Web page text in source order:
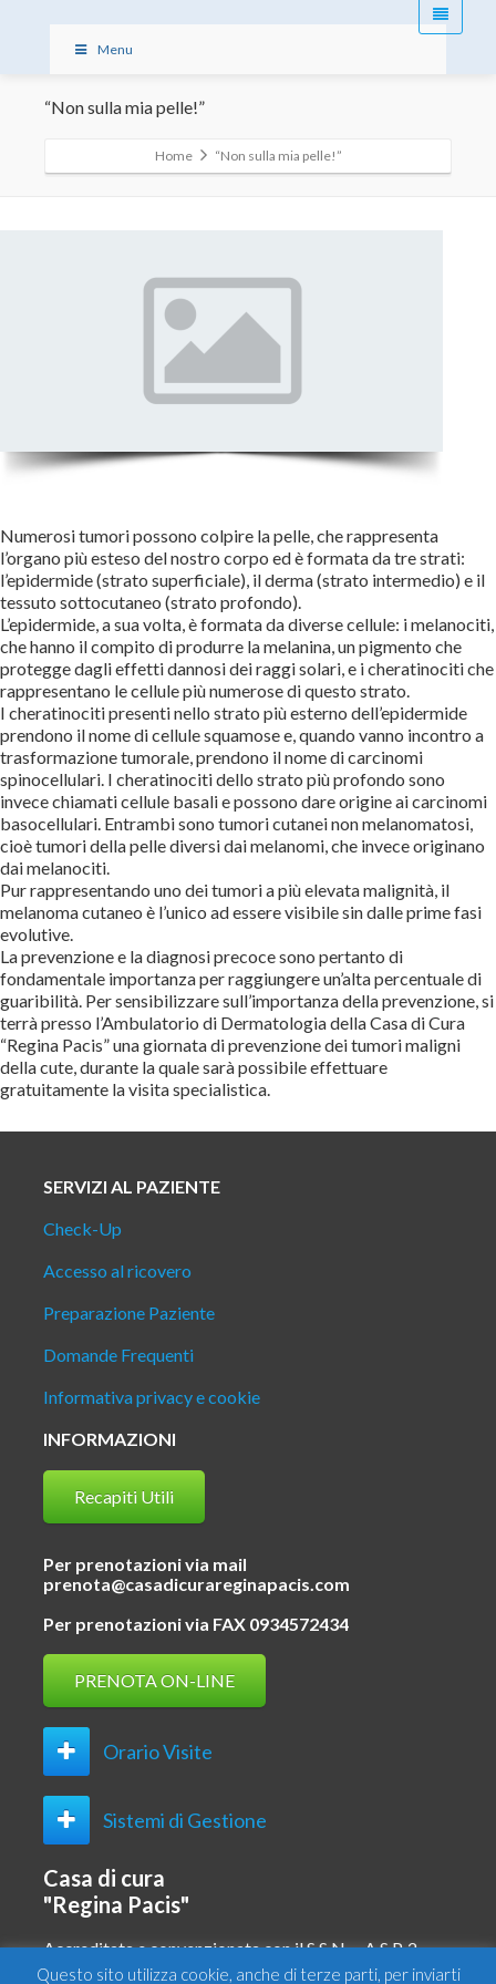
Menu
“Non sulla mia pelle!”
Home “Non sulla mia pelle!”
Numerosi tumori possono colpire la pelle, che rappresenta
l’organo più esteso del nostro corpo ed è formata da tre strati:
l’epidermide (strato superficiale), il derma (strato intermedio) e il
tessuto sottocutaneo (strato profondo).
L’epidermide, a sua volta, è formata da diverse cellule: i melanociti,
che hanno il compito di produrre la melanina, un pigmento che
protegge dagli effetti dannosi dei raggi solari, e i cheratinociti che
rappresentano le cellule più numerose di questo strato.
I cheratinociti presenti nello strato più esterno dell’epidermide
prendono il nome di cellule squamose e, quando vanno incontro a
trasformazione tumorale, prendono il nome di carcinomi
spinocellulari. I cheratinociti dello strato più profondo sono
invece chiamati cellule basali e possono dare origine ai carcinomi
basocellulari. Entrambi sono tumori cutanei non melanomatosi,
cioè tumori della pelle diversi dai melanomi, che invece originano
dai melanociti.
Pur rappresentando uno dei tumori a più elevata malignità, il
melanoma cutaneo è l’unico ad essere visibile sin dalle prime fasi
evolutive.
La prevenzione e la diagnosi precoce sono pertanto di
fondamentale importanza per raggiungere un’alta percentuale di
guaribilità. Per sensibilizzare sull’importanza della prevenzione, si
terrà presso l’Ambulatorio di Dermatologia della Casa di Cura
“Regina Pacis” una giornata di prevenzione dei tumori maligni
della cute, durante la quale sarà possibile effettuare
gratuitamente la visita specialistica.
SERVIZI AL PAZIENTE
Check-Up
Accesso al ricovero
Preparazione Paziente
Domande Frequenti
Informativa privacy e cookie
INFORMAZIONI
Recapiti Utili
Per prenotazioni via mail
prenota@casadicurareginapacis.com
Per prenotazioni via FAX 0934572434
PRENOTA ON-LINE
Orario Visite
Sistemi di Gestione
Casa di cura
"Regina Pacis"
Accreditata e convenzionata con il S.S.N. – A.S.P. 2 –
CL
Questo sito utilizza cookie, anche di terze parti, per inviarti